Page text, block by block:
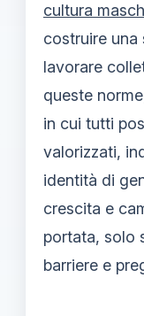
cultura
costruire una
lavorare
queste
in cui tutti
valorizzati,
identità di
crescita e
portata, solo
barriere e